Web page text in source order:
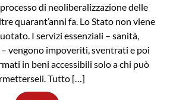
di neoliberalizzazione delle
quarant’anni fa. Lo Stato non viene
I servizi essenziali – sanità,
vengono impoveriti, sventrati e poi
in beni accessibili solo a chi può
Tutto […]